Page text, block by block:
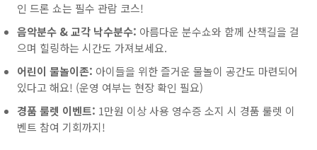
인 드론 쇼는 필수 관람 코스!
음악분수 & 교각 낙수분수: 아름다운 분수쇼와 함께 산책길을 걸
으며 힐링하는 시간도 가져보세요.
어린이 물놀이존: 아이들을 위한 즐거운 물놀이 공간도 마련되어
있다고 해요! (운영 여부는 현장 확인 필요)
경품 룰렛 이벤트: 1만원 이상 사용 영수증 소지 시 경품 룰렛 이
벤트 참여 기회까지!